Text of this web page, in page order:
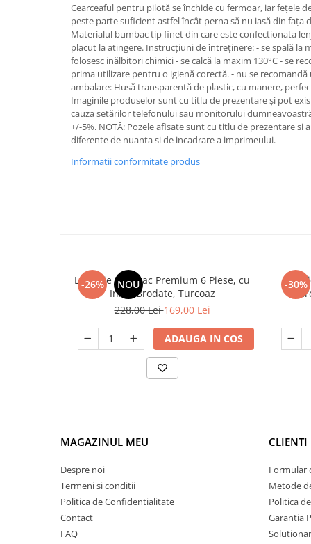
Cearceaful pentru pilotă se închide cu fermoar, iar fețele
peste parte suficient astfel încât perna să nu iasă din fața
Materialul bumbac tip finet din care este confectionata
placut la atingere. Instrucțiuni de întreținere: - se spală la
folosesc inălbitori chimici - se calcă la maxim 130°C - se
prima utilizare pentru o igienă corectă. - nu se recomandă
ambalare: Husă transparentă de plastic, cu manere,
Imaginile produselor sunt cu titlu de prezentare și pot
cauza setărilor telefonului sau monitorului
+/-5%. NOTĂ: Pozele afisate sunt cu titlu de prezentare si
diferente de nuanta si de incadrare a imprimeului.
Informatii conformitate produs
-26% NOU
Lenjerie Bumbac Premium 6 Piese, cu
Inimi Brodate, Turcoaz
228,00 Lei169,00 Lei
ADAUGA IN COS
-30%
MAGAZINUL MEU
Despre noi
Termeni si conditii
Politica de Confidentialitate
Contact
FAQ
CLIENTI
Formular
Metode
Politica
Garantia